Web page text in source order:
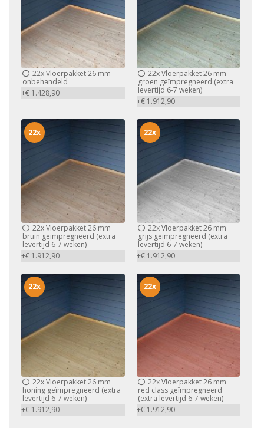
22xVloerpakket 26 mm
onbehandeld
+€ 1.428,90
22xVloerpakket 26 mm
groen geïmpregneerd (extra
levertijd 6-7 weken)
+€ 1.912,90
22xVloerpakket 26 mm
bruin geïmpregneerd (extra
levertijd 6-7 weken)
+€ 1.912,90
22x
22xVloerpakket 26 mm
grijs geïmpregneerd (extra
levertijd 6-7 weken)
+€ 1.912,90
22x
22xVloerpakket 26 mm
honing geïmpregneerd (extra
levertijd 6-7 weken)
+€ 1.912,90
22x
22xVloerpakket 26 mm
red class geïmpregneerd
(extra levertijd 6-7 weken)
+€ 1.912,90
22x